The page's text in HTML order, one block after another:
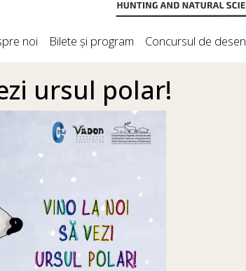
noi Bilete și program Concursul de desen
ursul polar!